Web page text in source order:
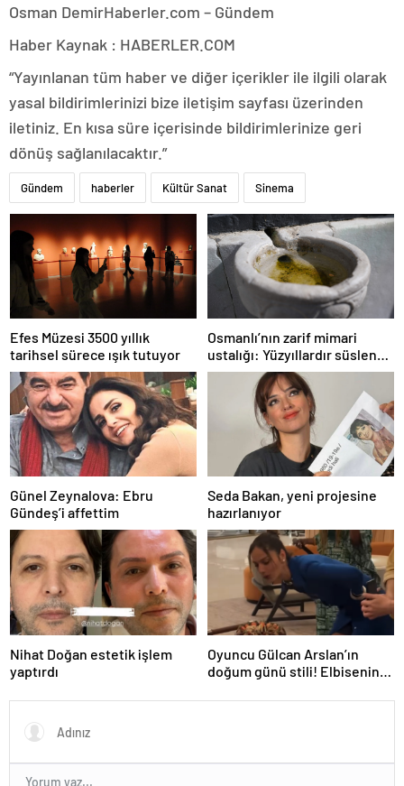
Osman DemirHaberler.com – Gündem
Haber Kaynak : HABERLER.COM
“Yayınlanan tüm haber ve diğer içerikler ile ilgili olarak
yasal bildirimlerinizi bize iletişim sayfası üzerinden
iletiniz. En kısa süre içerisinde bildirimlerinize geri
dönüş sağlanılacaktır.”
Gündem haberler Kültür Sanat Sinema
Efes Müzesi 3500 yıllık
tarihsel sürece ışık tutuyor
Osmanlı’nın zarif mimari
ustalığı: Yüzyıllardır süslenen
kuş sebilleri ve çanakları
Günel Zeynalova: Ebru
Gündeş’i affettim
Seda Bakan, yeni projesine
hazırlanıyor
Nihat Doğan estetik işlem
yaptırdı
Oyuncu Gülcan Arslan’ın
doğum günü stili! Elbisenin